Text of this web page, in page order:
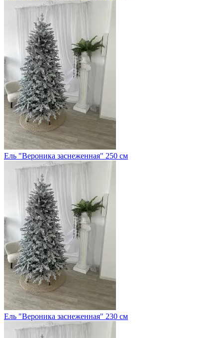
Ель "Вероника заснеженная" 250 см
Ель "Вероника заснеженная" 230 см